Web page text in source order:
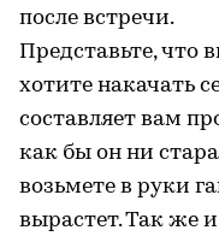
после встречи.
Представьте, что
хотите накачать
составляет вам
как бы он ни
возьмете в руки
вырастет. Так же